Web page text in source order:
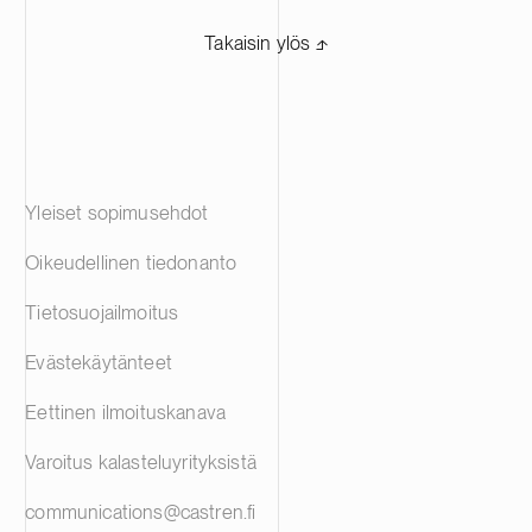
Takaisin ylös ⬏
Yleiset sopimusehdot
Oikeudellinen tiedonanto
Tietosuojailmoitus
Evästekäytänteet
Eettinen ilmoituskanava
Varoitus kalasteluyrityksistä
communications@castren.fi